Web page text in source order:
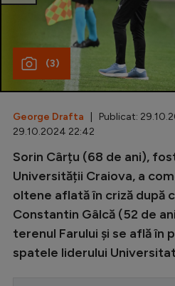
Special
Diverse
Inedit
Champions
Europa League
Conference
CM 2026
(3)
George Drafta | Publicat:
29.10.2024 22:42
Sorin Cârțu (68 de ani),
Universității Craiova, a
oltene aflată în criză după
Constantin Gâlcă (52 de
terenul Farului și se află în
spatele liderului